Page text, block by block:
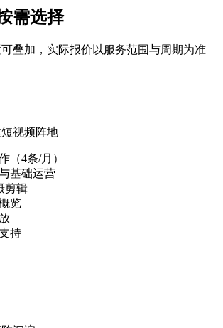
需选择
叠加，实际报价以服务范围与周期为准
视频阵地
（4条/月）
基础运营
剪辑
览
持